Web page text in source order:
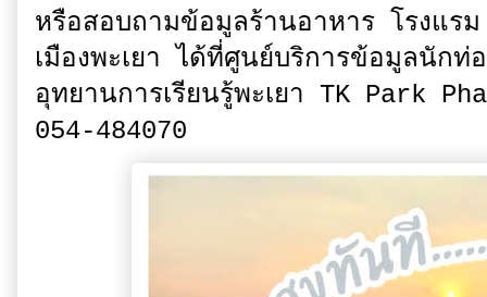
หรือสอบถามข้อมูลร้านอาหาร โรงแร
เมืองพะเยา ได้ที่ศูนย์บริการข้อมูลนักท่
อุทยานการเรียนรู้พะเยา TK Park
054-484070